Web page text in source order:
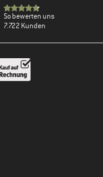
So bewerten uns
7.722 Kunden